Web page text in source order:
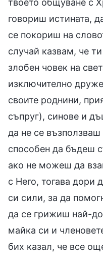
говориш истината,
се покориш на
случай казвам, че
злобен човек на
изключително
своите роднини,
съпруг), синове и
да не се възползваш
способен да бъдеш
ако не можеш да
с Него, тогава дори
си сили, за да
да се грижиш най-
майка си и
бих казал, че все